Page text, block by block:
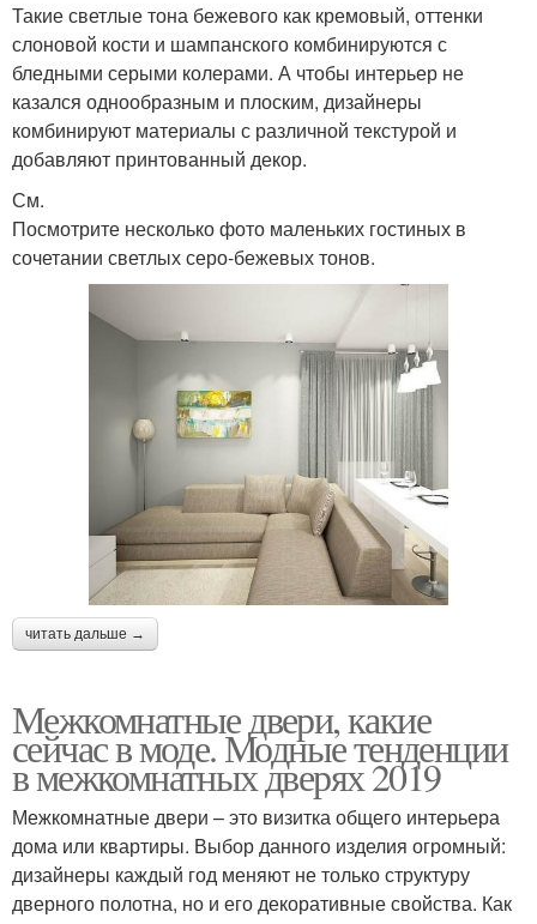
Такие светлые тона бежевого как кремовый, оттенки
слоновой кости и шампанского комбинируются с
бледными серыми колерами. А чтобы интерьер не
казался однообразным и плоским, дизайнеры
комбинируют материалы с различной текстурой и
добавляют принтованный декор.
См.
Посмотрите несколько фото маленьких гостиных в
сочетании светлых серо-бежевых тонов.
читать дальше →
Межкомнатные двери, какие
сейчас в моде. Модные тенденции
в межкомнатных дверях 2019
Межкомнатные двери – это визитка общего интерьера
дома или квартиры. Выбор данного изделия огромный:
дизайнеры каждый год меняют не только структуру
дверного полотна, но и его декоративные свойства. Как